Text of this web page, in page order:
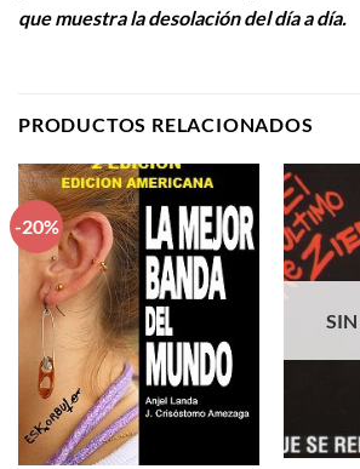
que muestra la desolación del día a día.
PRODUCTOS RELACIONADOS
-20%